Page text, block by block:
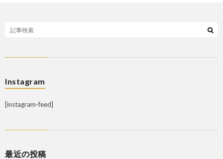
Instagram
[instagram-feed]
最近の投稿